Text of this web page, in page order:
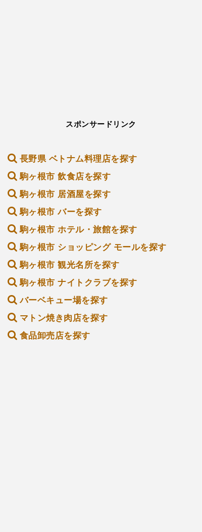
スポンサードリンク
長野県 ベトナム料理店を探す
駒ヶ根市 飲食店を探す
駒ヶ根市 居酒屋を探す
駒ヶ根市 バーを探す
駒ヶ根市 ホテル・旅館を探す
駒ヶ根市 ショッピング モールを探す
駒ヶ根市 観光名所を探す
駒ヶ根市 ナイトクラブを探す
バーベキュー場を探す
マトン焼き肉店を探す
食品卸売店を探す